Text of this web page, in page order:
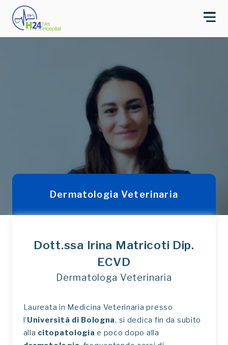
Dermatologia Veterinaria
Dott.ssa Irina Matricoti Dip.
ECVD
Dermatologa Veterinaria
Laureata in Medicina Veterinaria presso
l’Università di Bologna, si dedica fin da subito
alla citopatologia e poco dopo alla